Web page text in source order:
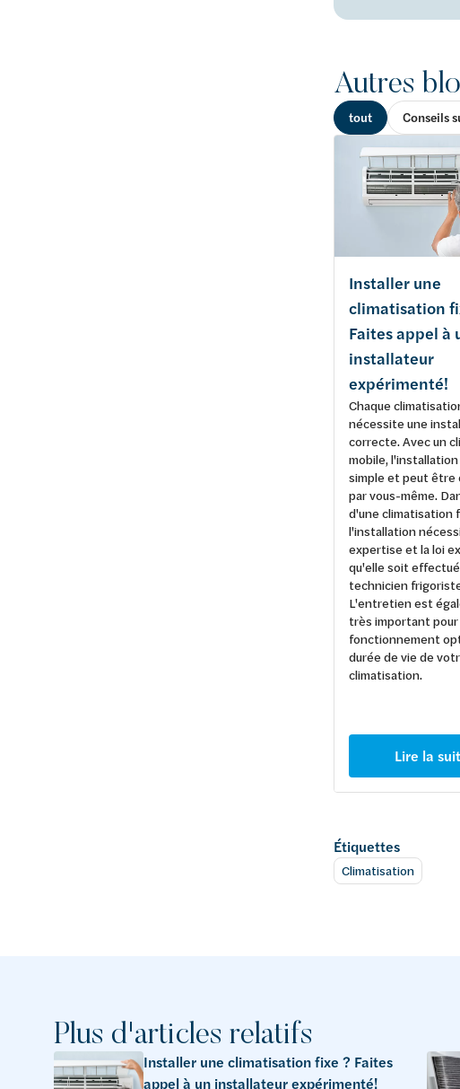
Autres
tout Conseils
Installer une
climatisation
Faites appel à
installateur
expérimenté!
Chaque
nécessite une
correcte. Avec un
mobile,
simple et peut être
par vous-même.
d'une climatisation
l'installation
expertise et la loi
qu'elle soit
technicien
L'entretien est
très important pour
fonctionnement
durée de vie de
climatisation.
Lire la
Étiquettes
Climatisation
Plus d'articles relatifs
Installer une climatisation fixe ? Faites
appel à un installateur expérimenté!